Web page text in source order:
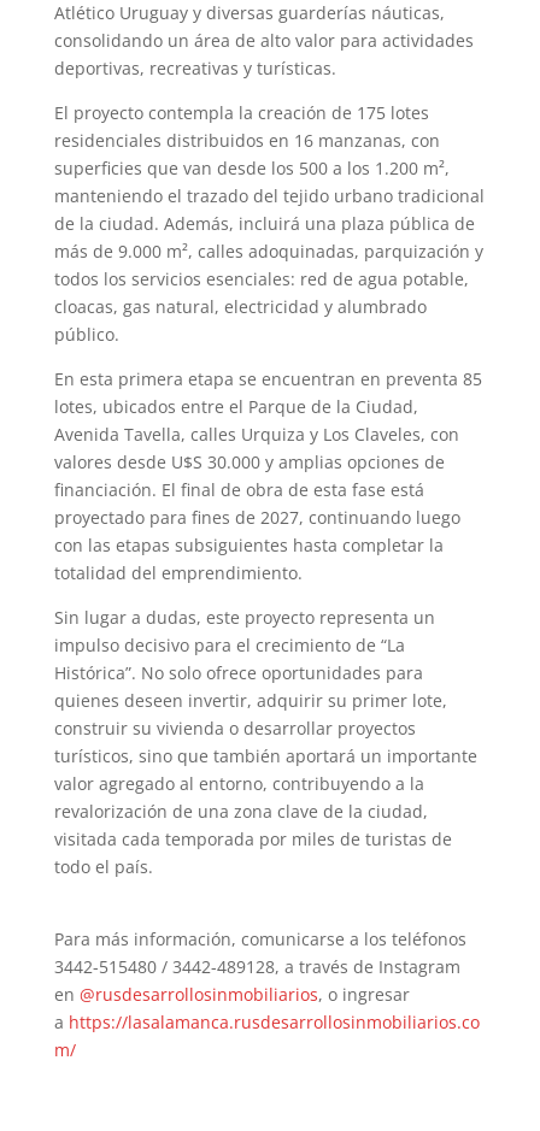
Atlético Uruguay y diversas guarderías náuticas,
consolidando un área de alto valor para actividades
deportivas, recreativas y turísticas.
El proyecto contempla la creación de 175 lotes
residenciales distribuidos en 16 manzanas, con
superficies que van desde los 500 a los 1.200 m²,
manteniendo el trazado del tejido urbano tradicional
de la ciudad. Además, incluirá una plaza pública de
más de 9.000 m², calles adoquinadas, parquización y
todos los servicios esenciales: red de agua potable,
cloacas, gas natural, electricidad y alumbrado
público.
En esta primera etapa se encuentran en preventa 85
lotes, ubicados entre el Parque de la Ciudad,
Avenida Tavella, calles Urquiza y Los Claveles, con
valores desde U$S 30.000 y amplias opciones de
financiación. El final de obra de esta fase está
proyectado para fines de 2027, continuando luego
con las etapas subsiguientes hasta completar la
totalidad del emprendimiento.
Sin lugar a dudas, este proyecto representa un
impulso decisivo para el crecimiento de “La
Histórica”. No solo ofrece oportunidades para
quienes deseen invertir, adquirir su primer lote,
construir su vivienda o desarrollar proyectos
turísticos, sino que también aportará un importante
valor agregado al entorno, contribuyendo a la
revalorización de una zona clave de la ciudad,
visitada cada temporada por miles de turistas de
todo el país.
Para más información, comunicarse a los teléfonos
3442-515480 / 3442-489128, a través de Instagram
en @rusdesarrollosinmobiliarios, o ingresar
a https://lasalamanca.rusdesarrollosinmobiliarios.co
m/